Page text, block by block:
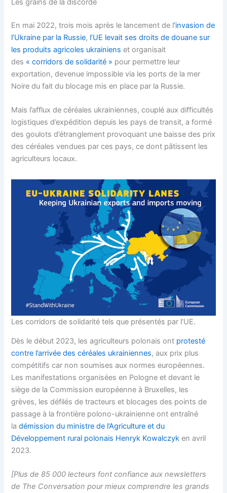
Les grains de la discorde
En mai 2022, trois mois après le lancement de l’invasion de
l’Ukraine par la Russie, l’UE levait ses droits de douane sur
les produits agricoles ukrainiens et organisait
des « corridors de solidarité » pour permettre leur
exportation, devenue impossible via les ports de la mer
Noire du fait du blocage mis en place par la Russie.
Mais l’afflux de céréales ukrainiennes, couplé aux difficultés
logistiques d’expédition depuis les pays de transit, a formé
des goulots d’étranglement provoquant une baisse des prix
des céréales vendues par ces pays, ce dont pâtissent les
agriculteurs locaux.
Les corridors de solidarité tels que présentés par l’UE.
Dès le début 2023, les agriculteurs polonais ont protesté
contre l’arrivée des céréales ukrainiennes, aux prix plus
compétitifs car non soumises aux normes européennes.
Les manifestations organisées en Pologne et devant le
siège de la Commission européenne à Bruxelles, les
grèves, les défilés de tracteurs et blocages des points de
passage à la frontière polono-ukrainienne ont entraîné
ladémission du ministre de l’Agriculture et du
Développement rural polonais Henryk Kowalczyk en avril
2023.
[Plus de 85 000 lecteurs font confiance aux newsletters
de The Conversation pour mieux comprendre les grands